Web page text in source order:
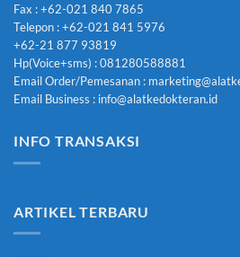
Fax : +62-021 840 7865
Telepon : +62-021 841 5976
+62-21 877 93819
Hp(Voice+sms) : 081280588881
Email Order/Pemesanan :
Email Business : info@alatkedokteran.id
INFO TRANSAKSI
ARTIKEL TERBARU